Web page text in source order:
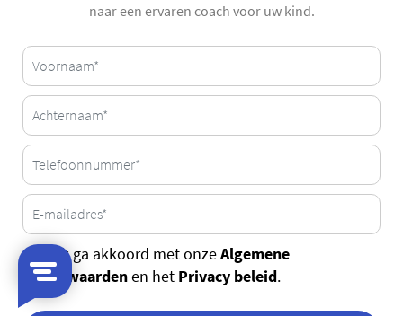
naar een ervaren coach voor uw kind.
Ja, ik ga akkoord met onzeAlgemene
voorwaardenen het Privacy beleid.